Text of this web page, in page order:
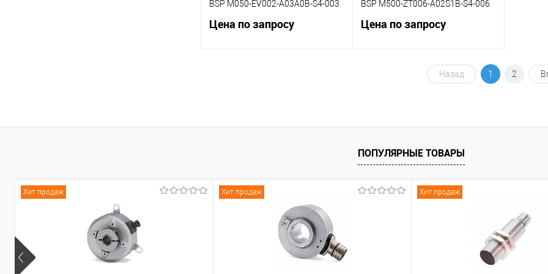
BSP M050-EV002-A03A0B-S4-003
Цена по запросу
BSP M500-ZT006-A02S1B-S4-006
Цена по запросу
Назад 1 2
ПОПУЛЯРНЫЕ ТОВАРЫ
Хит продаж Хит продаж Хит продаж